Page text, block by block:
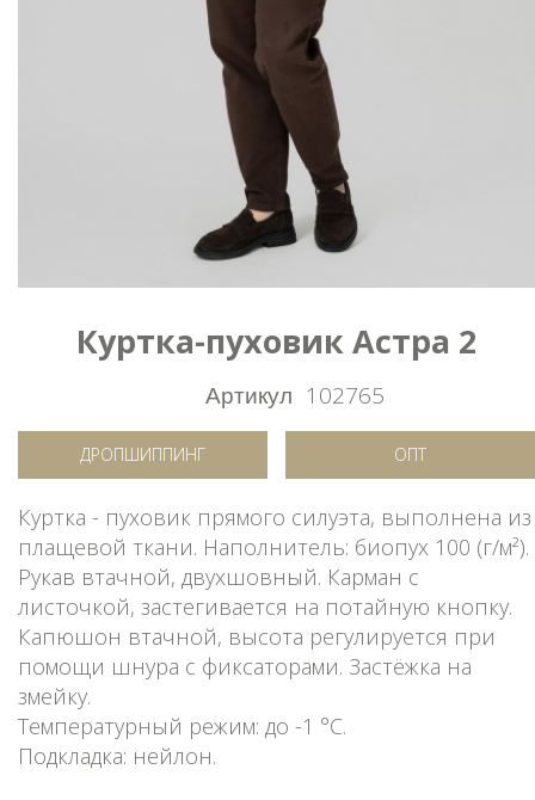
Куртка-пуховик Астра 2
Артикул 102765
ДРОПШИППИНГ ОПТ
Куртка - пуховик прямого силуэта, выполнена из
плащевой ткани. Наполнитель: биопух 100 (г/м²).
Рукав втачной, двухшовный. Карман с
листочкой, застегивается на потайную кнопку.
Капюшон втачной, высота регулируется при
помощи шнура с фиксаторами. Застёжка на
змейку.
Температурный режим: до -1 °C.
Подкладка: нейлон.